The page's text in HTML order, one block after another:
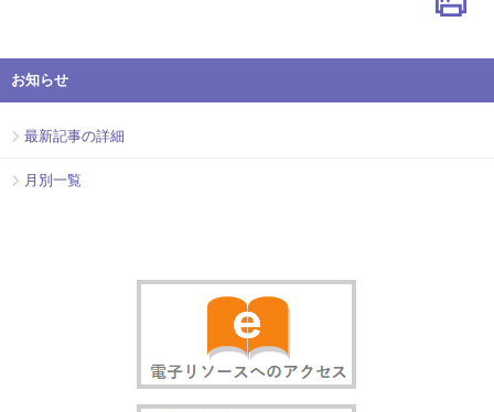
お知らせ
最新記事の詳細
月別一覧